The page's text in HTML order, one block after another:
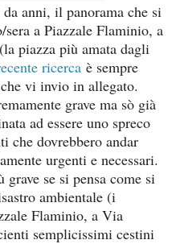
anni, il panorama che si
a Piazzale Flaminio, a
piazza più amata dagli
ricerca è sempre
vi invio in allegato.
grave ma sò già
ad essere uno spreco
che dovrebbero andar
urgenti e necessari.
se si pensa come si
ambientale (i
Flaminio, a Via
semplicissimi cestini